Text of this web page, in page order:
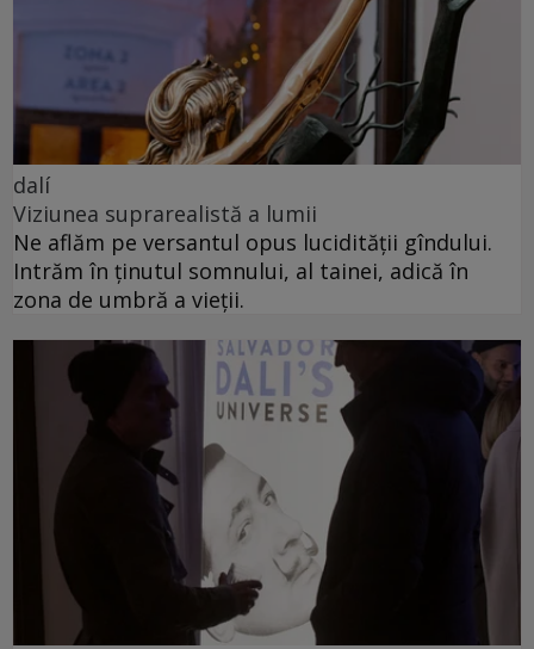
dalí
Viziunea suprarealistă a lumii
Ne aflăm pe versantul opus lucidității gîndului.
Intrăm în ținutul somnului, al tainei, adică în
zona de umbră a vieții.